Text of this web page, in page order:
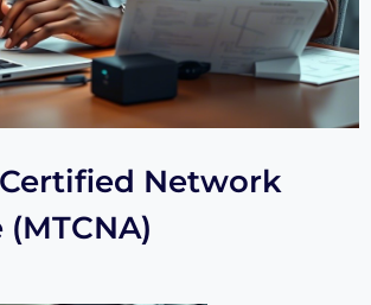
Network